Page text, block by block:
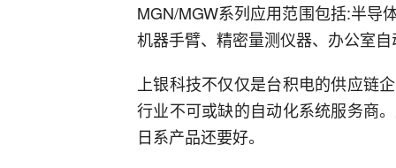
MGN/MGW系列应用范围包括:半导
机器手臂、精密量测仪器、办公室
上银科技不仅仅是台积电的供应链
行业不可或缺的自动化系统服务商
日系产品还要好。